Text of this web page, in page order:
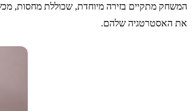
המשחק מתקיים בזירה מיוחדת, שכוללת מחסות,
את האסטרטגיה שלהם.